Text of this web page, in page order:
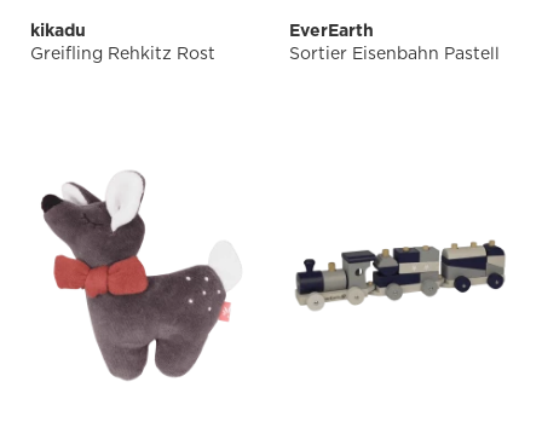
kikadu
Greifling Rehkitz Rost
EverEarth
Sortier Eisenbahn Pastell